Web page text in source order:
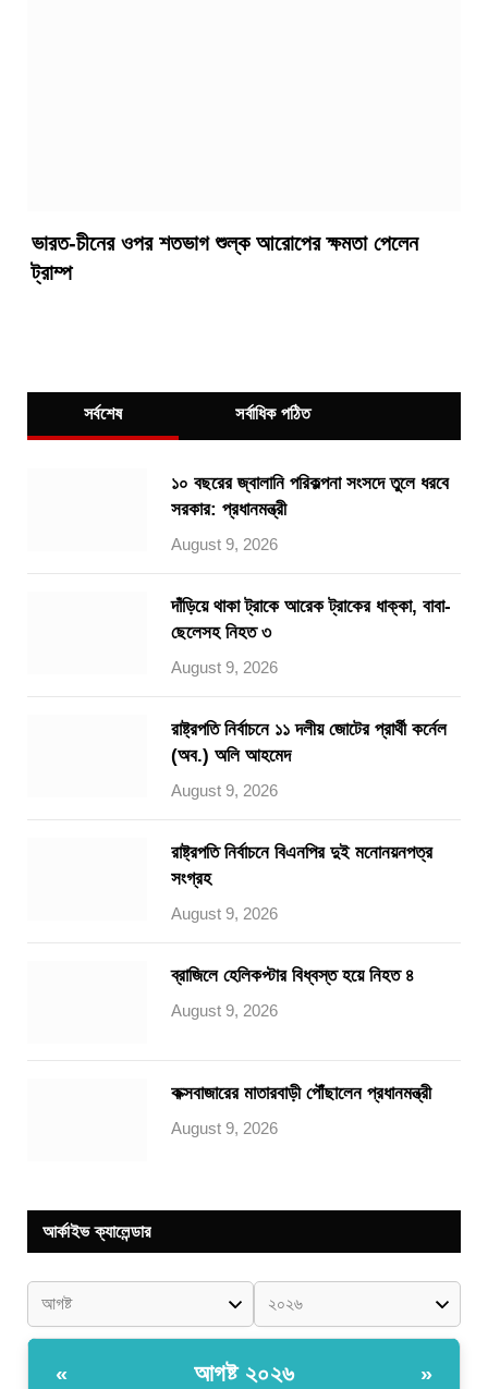
ভারত-চীনের ওপর শতভাগ শুল্ক আরোপের ক্ষমতা পেলেন
ট্রাম্প
সর্বশেষ সর্বাধিক পঠিত
১০ বছরের জ্বালানি পরিকল্পনা সংসদে তুলে ধরবে
সরকার: প্রধানমন্ত্রী
August 9, 2026
দাঁড়িয়ে থাকা ট্রাকে আরেক ট্রাকের ধাক্কা, বাবা-
ছেলেসহ নিহত ৩
August 9, 2026
রাষ্ট্রপতি নির্বাচনে ১১ দলীয় জোটের প্রার্থী কর্নেল
(অব.) অলি আহমেদ
August 9, 2026
রাষ্ট্রপতি নির্বাচনে বিএনপির দুই মনোনয়নপত্র
সংগ্রহ
August 9, 2026
ব্রাজিলে হেলিকপ্টার বিধ্বস্ত হয়ে নিহত ৪
August 9, 2026
কক্সবাজারের মাতারবাড়ী পৌঁছালেন প্রধানমন্ত্রী
August 9, 2026
আর্কাইভ ক্যালেন্ডার
« আগষ্ট ২০২৬ »